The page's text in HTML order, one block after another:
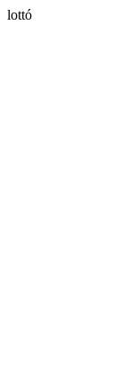
lottó